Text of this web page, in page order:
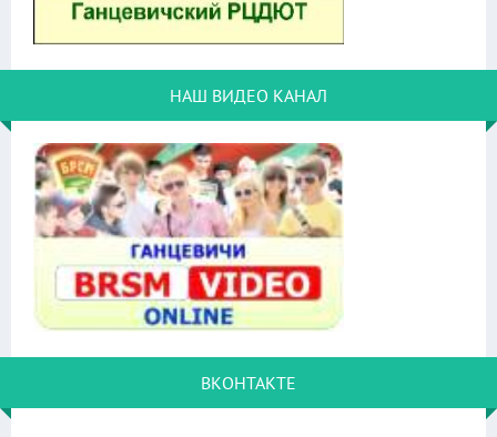
НАШ ВИДЕО КАНАЛ
ВКОНТАКТЕ